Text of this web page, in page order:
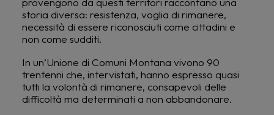
storia diversa: resistenza, voglia di rimanere,
necessità di essere riconosciuti come cittadini e
non come sudditi.
In un’Unione di Comuni Montana vivono 90
trentenni che, intervistati, hanno espresso quasi
tutti la volontà di rimanere, consapevoli delle
difficoltà ma determinati a non abbandonare.